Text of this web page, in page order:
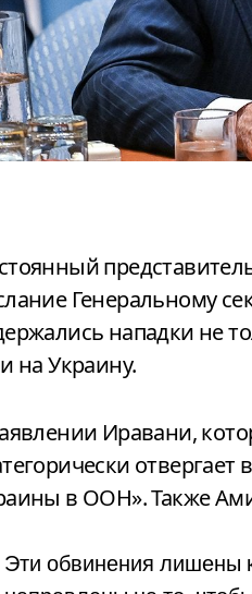
Генеральному
нападки не
на Украину.
Иравани,
в ООН». Также
Эти обвинения лишены